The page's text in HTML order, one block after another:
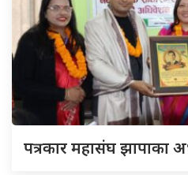
पत्रकार महासंघ झापाका